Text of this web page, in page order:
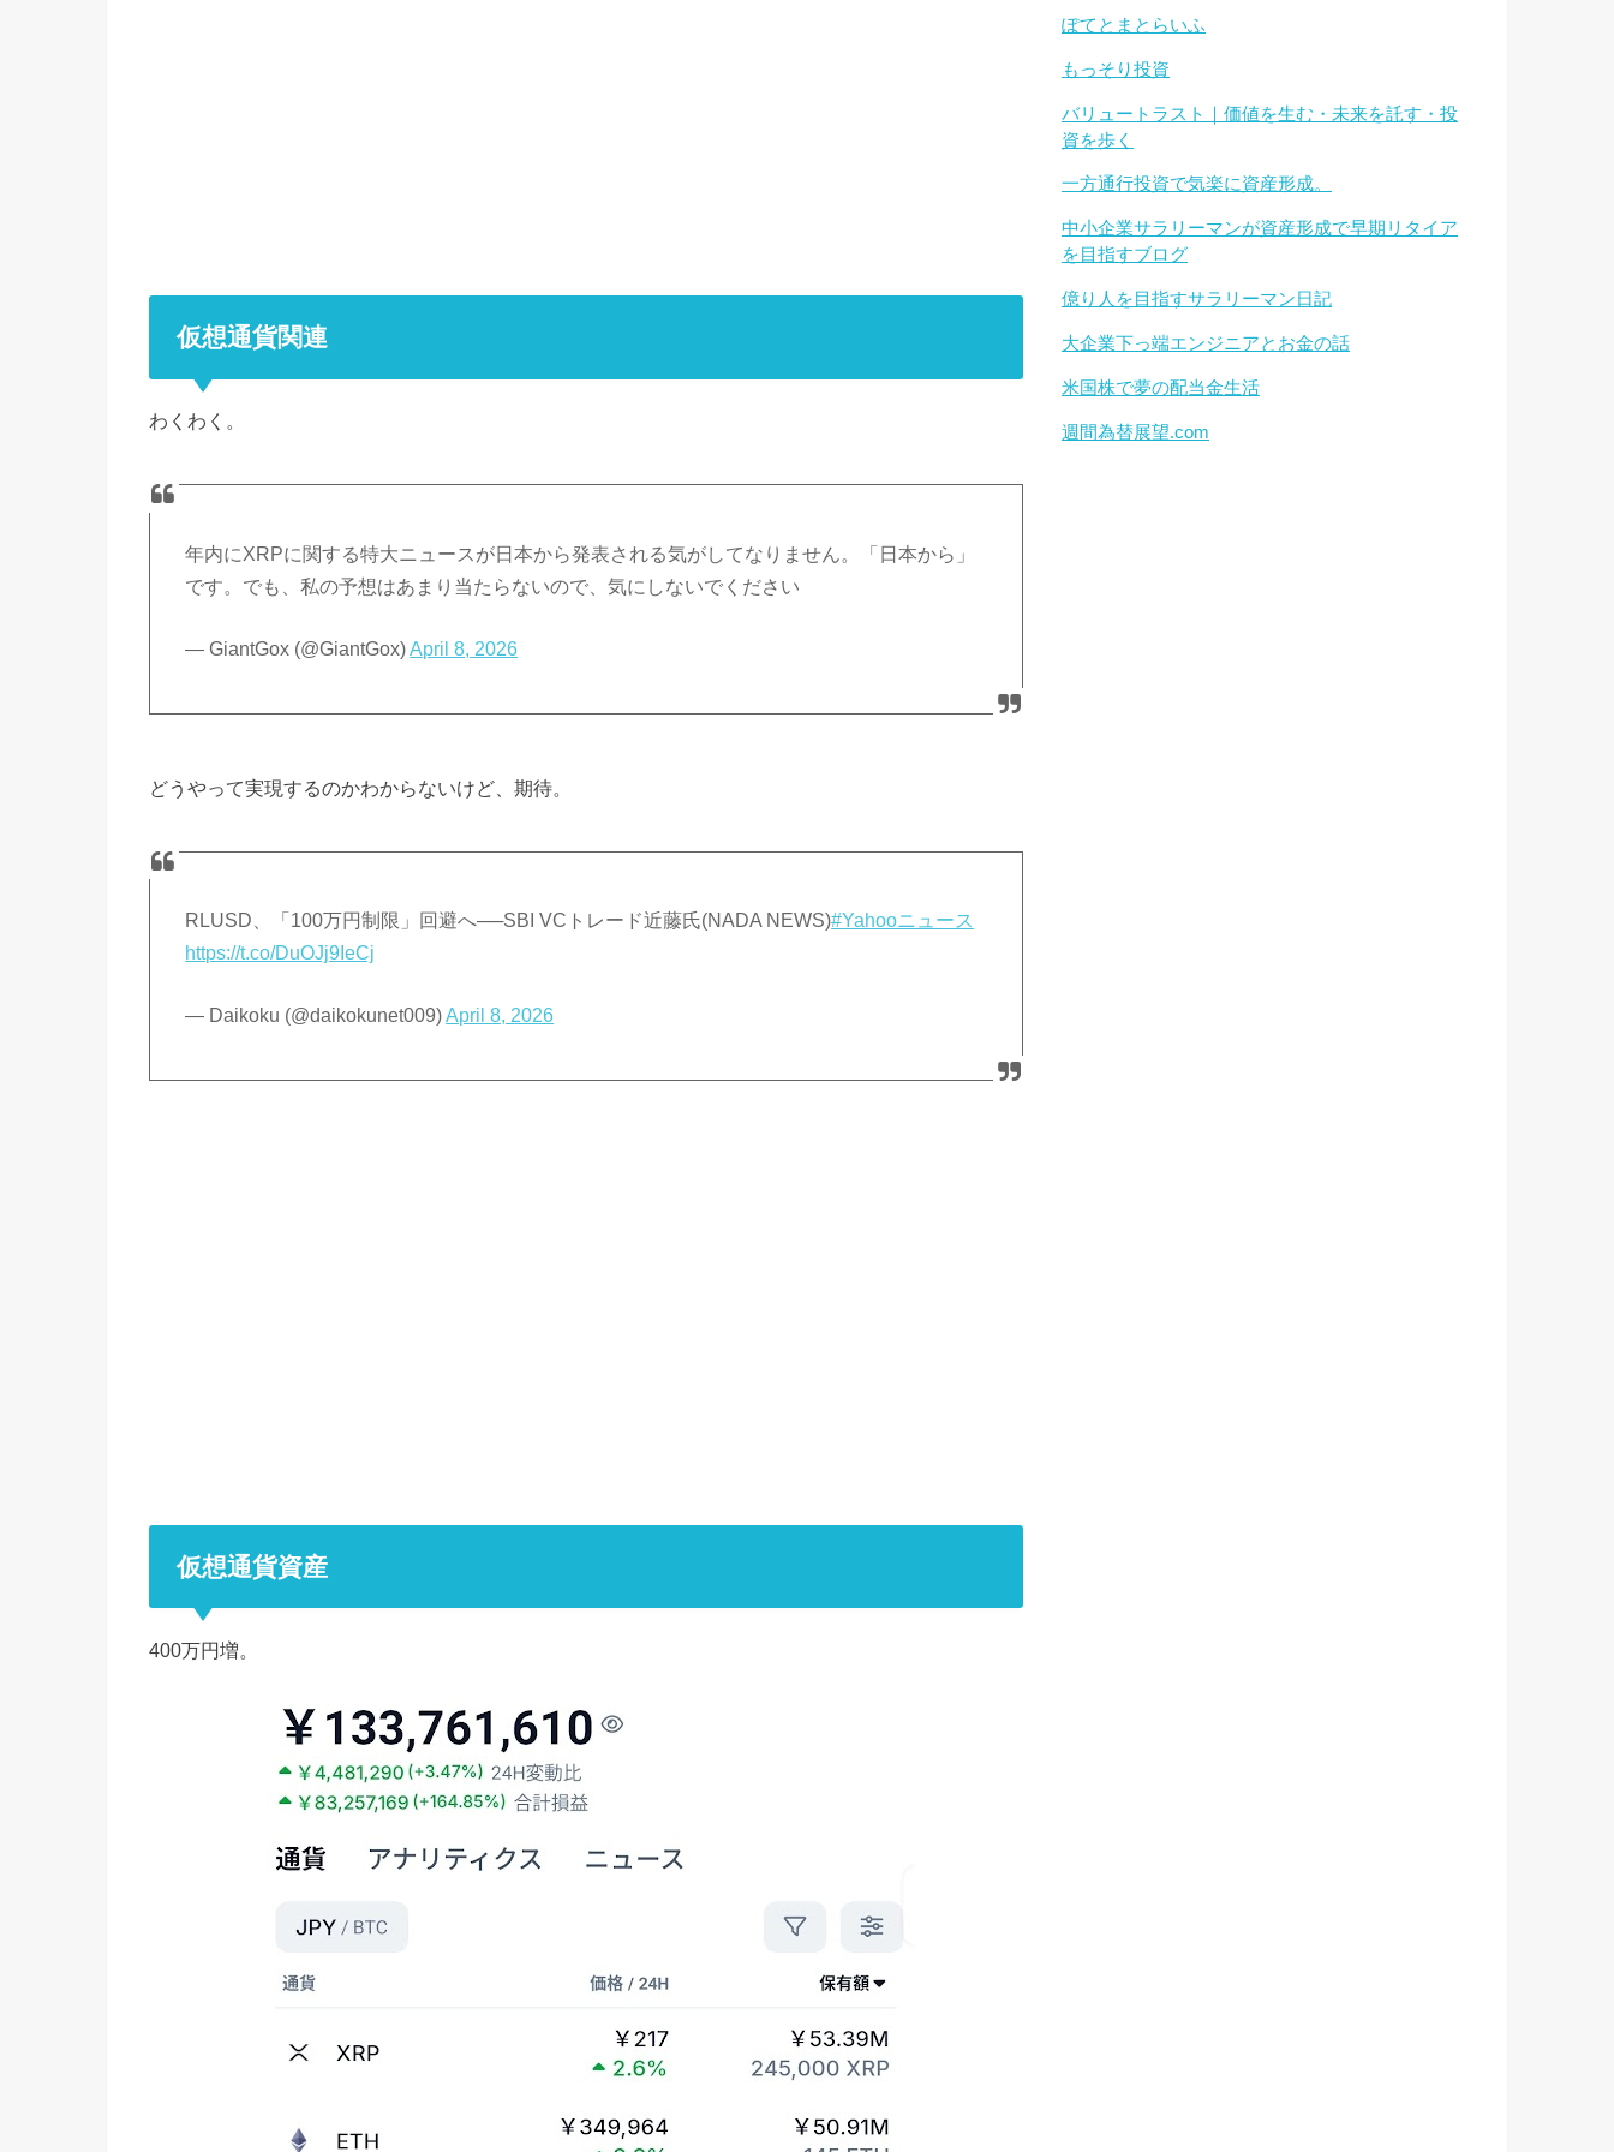
仮想通貨関連
わくわく。
年内にXRPに関する特大ニュースが日本から発表される気がしてなりません。「日本から」
です。でも、私の予想はあまり当たらないので、気にしないでください
— GiantGox (@GiantGox)April 8, 2026
どうやって実現するのかわからないけど、期待。
RLUSD、「100万円制限」回避へ──SBI VCトレード近藤氏(NADA NEWS)#Yahooニュース
https://t.co/DuOJj9IeCj
— Daikoku (@daikokunet009)April 8, 2026
仮想通貨資産
400万円増。
ぽてとまとらいふ
もっそり投資
バリュートラスト｜価値を生む・未来を託す・投
資を歩く
一方通行投資で気楽に資産形成。
中小企業サラリーマンが資産形成で早期リタイア
を目指すブログ
億り人を目指すサラリーマン日記
大企業下っ端エンジニアとお金の話
米国株で夢の配当金生活
週間為替展望.com